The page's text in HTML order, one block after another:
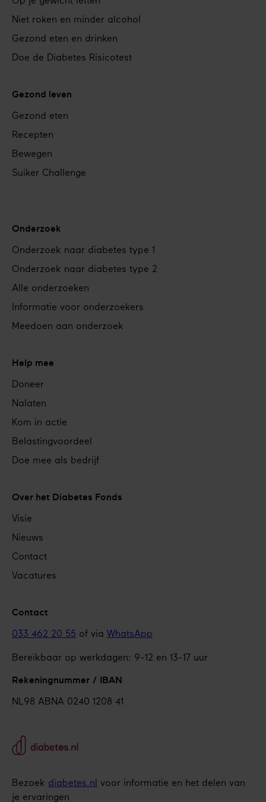
Niet roken en minder alcohol
Gezond eten en drinken
Doe de Diabetes Risicotest
Gezond leven
Gezond eten
Recepten
Bewegen
Suiker Challenge
Onderzoek
Onderzoek naar diabetes type 1
Onderzoek naar diabetes type 2
Alle onderzoeken
Informatie voor onderzoekers
Meedoen aan onderzoek
Help mee
Doneer
Nalaten
Kom in actie
Belastingvoordeel
Doe mee als bedrijf
Over het Diabetes Fonds
Visie
Nieuws
Contact
Vacatures
Contact
033 462 20 55 of via WhatsApp
Bereikbaar op werkdagen: 9-12 en 13-17 uur
Rekeningnummer / IBAN
NL98 ABNA 0240 1208 41
Bezoek diabetes.nl
voor informatie en het delen van
je ervaringen